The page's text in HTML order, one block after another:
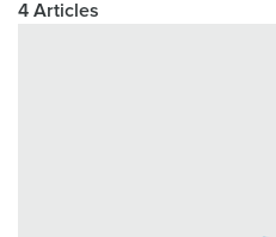
4 Articles